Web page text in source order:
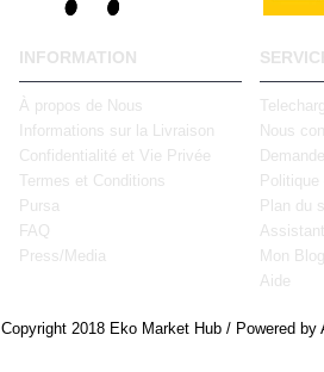
INFORMATION
À propos de Nous
Informations sur la Livraison
Confidentialité et Vie Privée
Termes et Conditions
Pursa
FAQ
Press/Media
Nous
Plan du
Mon Blog
Aide
Copyright 2018 Eko Market Hub / Powered by